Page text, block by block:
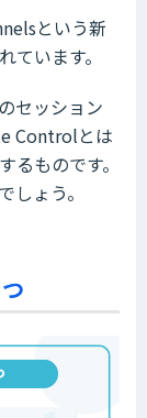
という新
います。
セッション
Controlとは
ものです。
ょう。